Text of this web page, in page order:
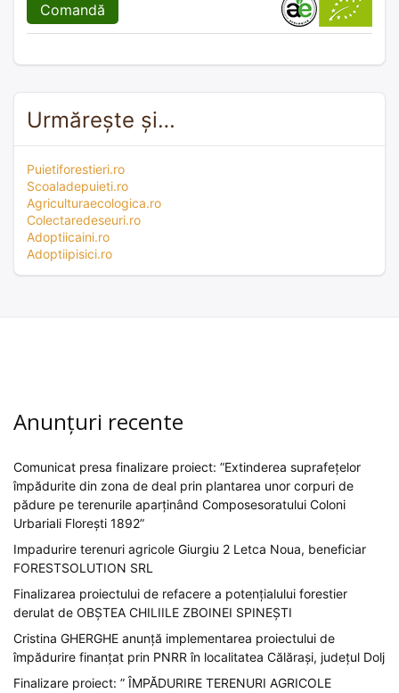
Comandă
Urmărește și…
Puietiforestieri.ro
Scoaladepuieti.ro
Agriculturaecologica.ro
Colectaredeseuri.ro
Adoptiicaini.ro
Adoptiipisici.ro
Anunțuri recente
Comunicat presa finalizare proiect: ”Extinderea suprafețelor
împădurite din zona de deal prin plantarea unor corpuri de
pădure pe terenurile aparținând Composesoratului Coloni
Urbariali Florești 1892”
Impadurire terenuri agricole Giurgiu 2 Letca Noua, beneficiar
FORESTSOLUTION SRL
Finalizarea proiectului de refacere a potențialului forestier
derulat de OBȘTEA CHILIILE ZBOINEI SPINEȘTI
Cristina GHERGHE anunță implementarea proiectului de
împădurire finanțat prin PNRR în localitatea Călărași, județul Dolj
Finalizare proiect: ” ÎMPĂDURIRE TERENURI AGRICOLE